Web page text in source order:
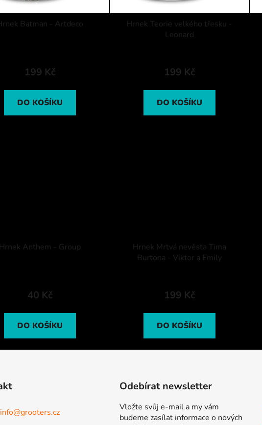
Batman - Artdeco
199 Kč
DO KOŠÍKU
Hrnek Teorie velkého třesku -
Leonard
199 Kč
DO KOŠÍKU
Hrnek Anthem - Group
40 Kč
DO KOŠÍKU
Hrnek Mrtvá nevěsta Tima
Burtona - Viktor a Emily
199 Kč
DO KOŠÍKU
info@grooters.cz
Odebírat newsletter
Vložte svůj e-mail a my vám
budeme zasílat informace o nových